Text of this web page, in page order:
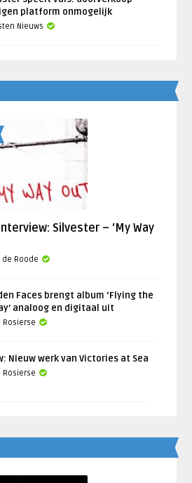
platform onmogelijk
Nieuws
Silvester – ‘My Way
de Roode
Faces brengt album ‘Flying the
analoog en digitaal uit
Rosierse
Nieuw werk van Victories at Sea
Rosierse